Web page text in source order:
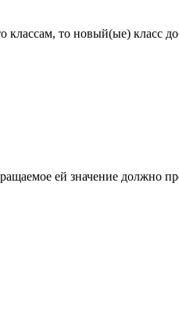
то новый(ые) класс
ей значение должно